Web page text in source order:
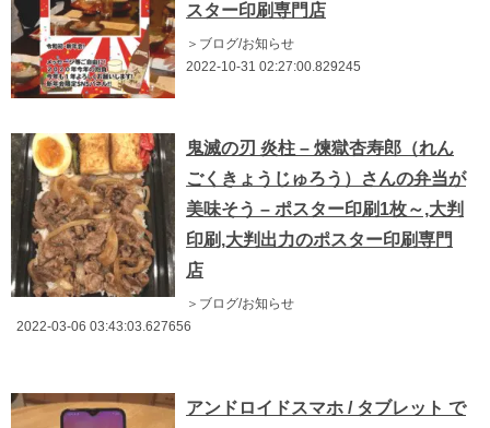
スター印刷専門店
＞ブログ/お知らせ
2022-10-31 02:27:00.829245
鬼滅の刃 炎柱 – 煉獄杏寿郎（れん
ごくきょうじゅろう）さんの弁当が
美味そう – ポスター印刷1枚～,大判
印刷,大判出力のポスター印刷専門
店
＞ブログ/お知らせ
2022-03-06 03:43:03.627656
アンドロイドスマホ / タブレット で